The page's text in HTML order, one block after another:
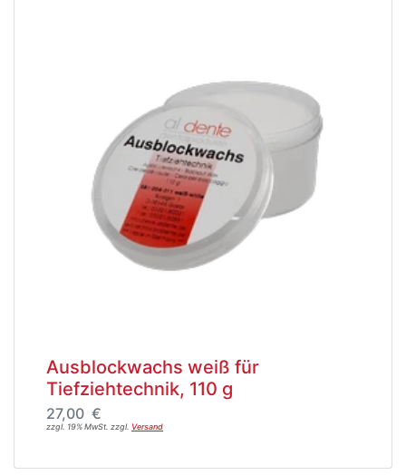
Ausblockwachs weiß für
Tiefziehtechnik, 110 g
27,00 €
zzgl. 19% MwSt. zzgl. Versand